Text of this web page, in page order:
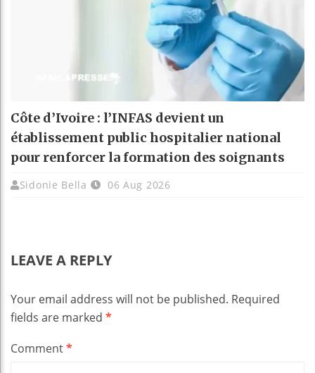
Côte d’Ivoire : l’INFAS devient un
établissement public hospitalier national
pour renforcer la formation des soignants
Sidonie Bella 06 Aug 2026
LEAVE A REPLY
Your email address will not be published. Required
fields are marked *
Comment*